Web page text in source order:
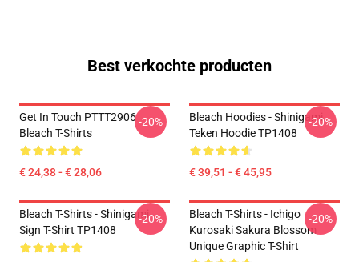
Best verkochte producten
Get In Touch PTTT2906
Bleach T-Shirts
€ 24,38 - € 28,06
-20%
Bleach Hoodies - Shinigami
Teken Hoodie TP1408
€ 39,51 - € 45,95
-20%
Bleach T-Shirts - Shinigami
Sign T-Shirt TP1408
-20%
Bleach T-Shirts - Ichigo
Kurosaki Sakura Blossom
Unique Graphic T-Shirt
-20%